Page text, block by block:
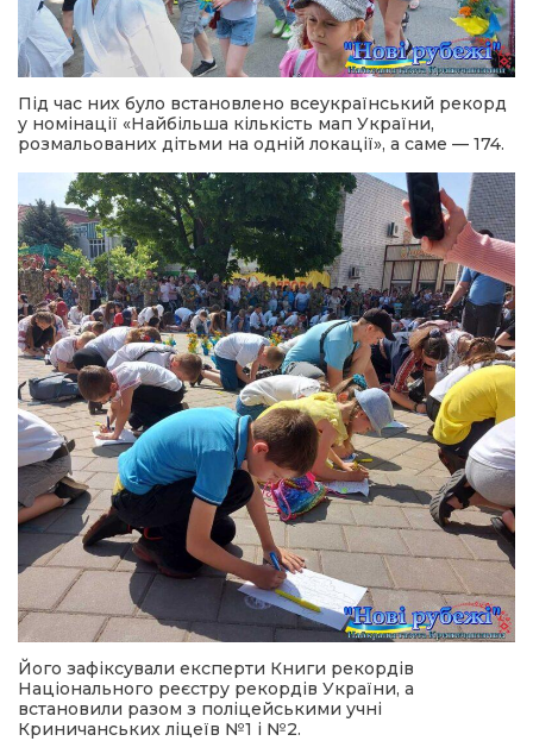
Під час них було встановлено всеукраїнський рекорд
у номінації «Найбільша кількість мап України,
розмальованих дітьми на одній локації», а саме — 174.
Його зафіксували експерти Книги рекордів
Національного реєстру рекордів України, а
встановили разом з поліцейськими учні
Криничанських ліцеїв №1 і №2.